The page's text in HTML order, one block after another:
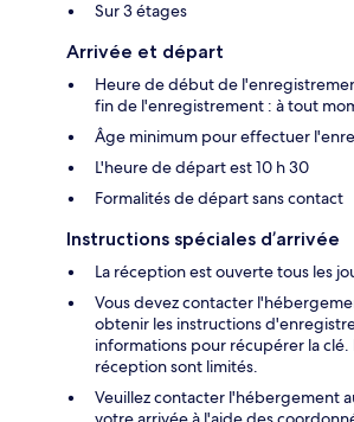
Sur 3 étages
Arrivée et départ
Heure de début de
fin de l'enregistrement : à tout
Âge minimum pour effectuer
L'heure de départ est 10 h 30
Formalités de départ sans contact
Instructions spéciales d’arrivée
La réception est ouverte tous les
Vous devez contacter
obtenir les instructions
informations pour récupérer la clé.
réception sont limités.
Veuillez contacter l'hébergement